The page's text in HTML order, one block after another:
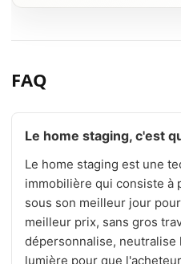
FAQ
Le home staging, c'est
Le home staging est une
immobilière qui consiste à
sous son meilleur jour
meilleur prix, sans gros
dépersonnalise,
lumière pour que